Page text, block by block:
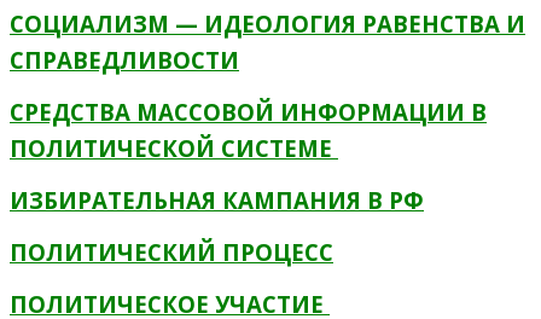
СОЦИАЛИЗМ — ИДЕОЛОГИЯ РАВЕНСТВА И
СПРАВЕДЛИВОСТИ
СРЕДСТВА МАССОВОЙ ИНФОРМАЦИИ В
ПОЛИТИЧЕСКОЙ СИСТЕМЕ
ИЗБИРАТЕЛЬНАЯ КАМПАНИЯ В РФ
ПОЛИТИЧЕСКИЙ ПРОЦЕСС
ПОЛИТИЧЕСКОЕ УЧАСТИЕ